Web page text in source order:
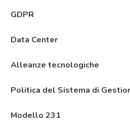
GDPR
Data Center
Alleanze tecnologiche
Politica del Sistema di
Modello 231